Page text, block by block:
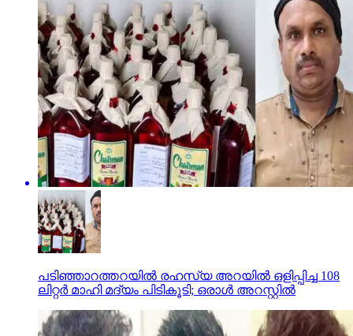
പടിഞ്ഞാറത്തറയില്‍ രഹസ്യ അറയില്‍ ഒളിപ്പിച്ച 108
ലിറ്റര്‍ മാഹി മദ്യം പിടികൂടി; ഒരാള്‍ അറസ്റ്റില്‍